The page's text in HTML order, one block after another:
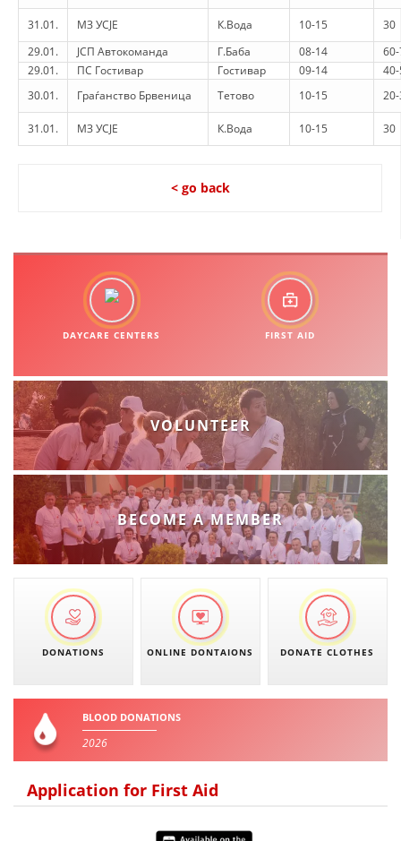
31.01. МЗ УСЈЕ К.Вода 10-15
30
29.01.
ЈСП Автокоманда Г.Баба 08-14
29.01.
ПС Гостивар Гостивар 09-14
30.01.
Граѓанство Брвеница Тетово 10-15
31.01. МЗ УСЈЕ К.Вода 10-15 30
< go back
DAYCARE CENTERS FIRST AID
VOLUNTEER
BECOME A MEMBER
DONATIONS ONLINE DONTAIONS DONATE CLOTHES
BLOOD DONATIONS
2026
Application for First Aid